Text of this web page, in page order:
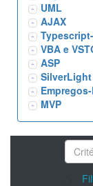
UML
AJAX
VBA e
ASP
SilverLight
MVP